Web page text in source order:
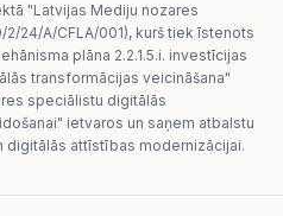
"Latvijas Mediju nozares
2/24/A/CFLA/001), kurš tiek īstenots
plāna 2.2.1.5.i. investīcijas
transformācijas veicināšana"
speciālistu digitālās
ietvaros un saņem atbalstu
digitālās attīstības modernizācijai.